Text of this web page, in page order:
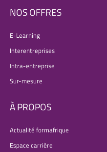
NOS OFFRES
E-Learning
Interentreprises
Intra-entreprise
Sur-mesure
À PROPOS
Actualité formafrique
Espace carrière